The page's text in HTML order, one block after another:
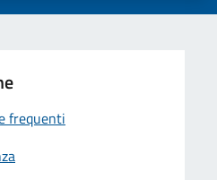
frequenti